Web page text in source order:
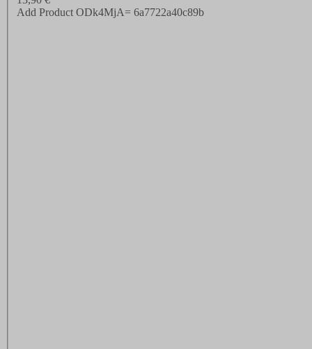
Add Product ODk4MjA= 6a7722a40c89b